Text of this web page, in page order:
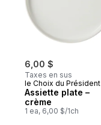
6,00 $
Taxes en sus
le Choix du Président
Assiette plate –
crème
1 ea, 6,00 $/1ch